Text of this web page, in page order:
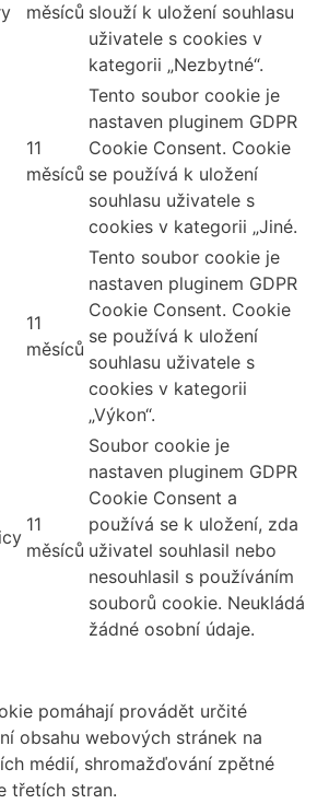
měsíců slouží k uložení souhlasu
uživatele s cookies v
kategorii „Nezbytné“.
11
měsíců
Tento soubor cookie je
nastaven pluginem GDPR
Cookie Consent. Cookie
se používá k uložení
souhlasu uživatele s
cookies v kategorii „Jiné.
11
měsíců
Tento soubor cookie je
nastaven pluginem GDPR
Cookie Consent. Cookie
se používá k uložení
souhlasu uživatele s
cookies v kategorii
„Výkon“.
11
měsíců
Soubor cookie je
nastaven pluginem GDPR
Cookie Consent a
používá se k uložení, zda
uživatel souhlasil nebo
nesouhlasil s používáním
souborů cookie. Neukládá
žádné osobní údaje.
pomáhají provádět určité
obsahu webových stránek na
médií, shromažďování zpětné
třetích stran.